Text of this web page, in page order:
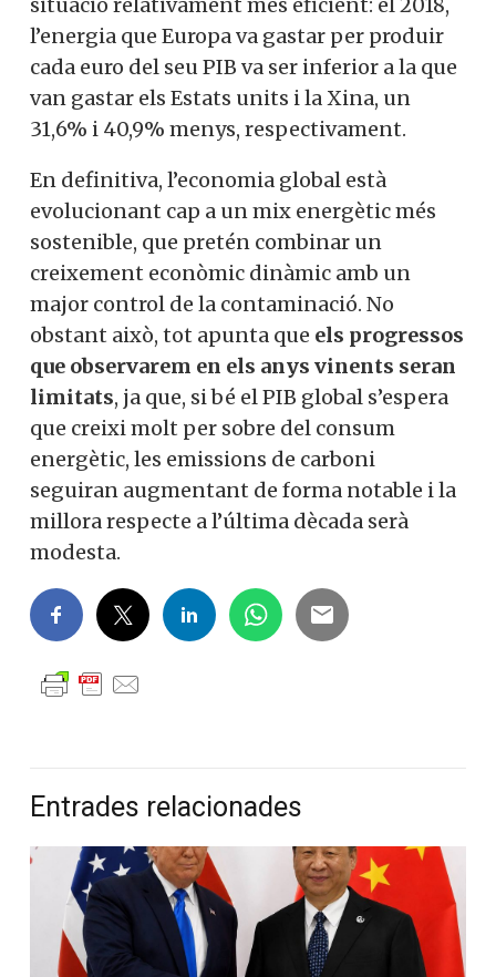
l’energia que Europa va gastar per produir
cada euro del seu PIB va ser inferior a la que
van gastar els Estats units i la Xina, un
31,6% i 40,9% menys, respectivament.
En definitiva, l’economia global està
evolucionant cap a un mix energètic més
sostenible, que pretén combinar un
creixement econòmic dinàmic amb un
major control de la contaminació. No
obstant això, tot apunta que els progressos
que observarem en els anys vinents seran
limitats, ja que, si bé el PIB global s’espera
que creixi molt per sobre del consum
energètic, les emissions de carboni
seguiran augmentant de forma notable i la
millora respecte a l’última dècada serà
modesta.
Entrades relacionades